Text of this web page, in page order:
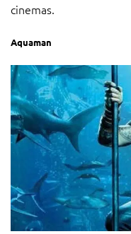
cinemas.
Aquaman